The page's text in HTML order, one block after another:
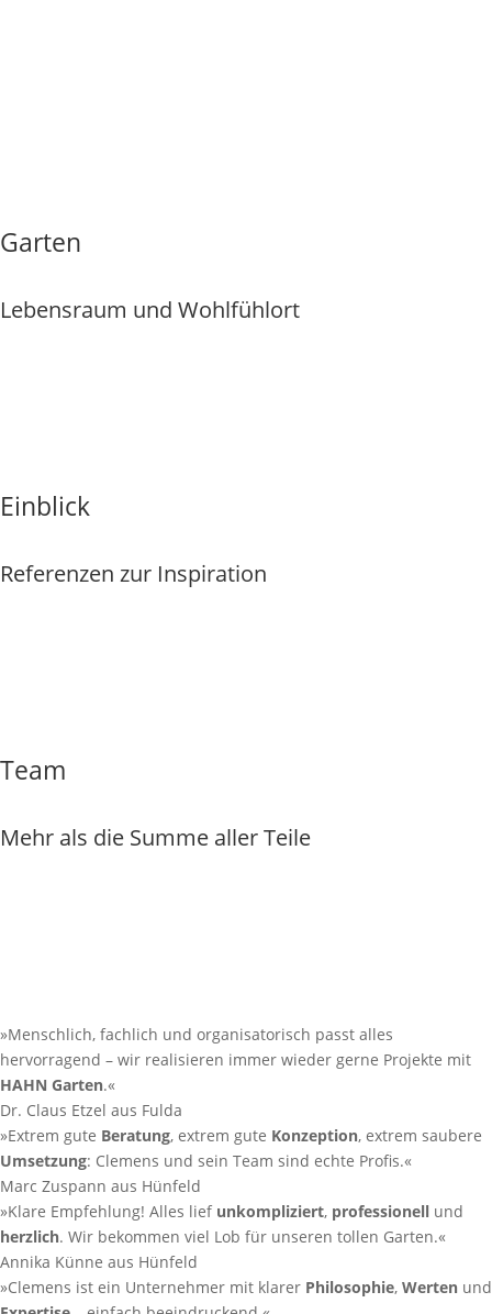
Garten
Lebensraum und Wohlfühlort
Einblick
Referenzen zur Inspiration
Team
Mehr als die Summe aller Teile
»Menschlich, fachlich und organisatorisch passt alles
hervorragend – wir realisieren immer wieder gerne Projekte mit
HAHN Garten.«
Dr. Claus Etzel aus Fulda
»Extrem gute Beratung, extrem gute Konzeption, extrem saubere
Umsetzung: Clemens und sein Team sind echte Profis.«
Marc Zuspann aus Hünfeld
»Klare Empfehlung! Alles lief unkompliziert, professionell und
herzlich. Wir bekommen viel Lob für unseren tollen Garten.«
Annika Künne aus Hünfeld
»Clemens ist ein Unternehmer mit klarer Philosophie, Werten und